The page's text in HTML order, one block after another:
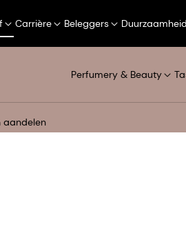
Carrière Beleggers Duurzaamheid
Perfumery & Beauty
aandelen